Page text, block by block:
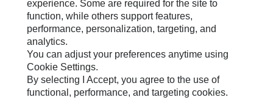
Cookie Settings
法的事項
プライバシー
experience. Some are required for the site to
function, while others support features,
performance, personalization, targeting, and
analytics.
You can adjust your preferences anytime using
Cookie Settings.
By selecting I Accept, you agree to the use of
functional, performance, and targeting cookies.